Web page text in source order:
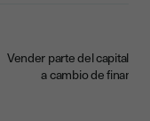
Vender parte del capital de
a cambio de